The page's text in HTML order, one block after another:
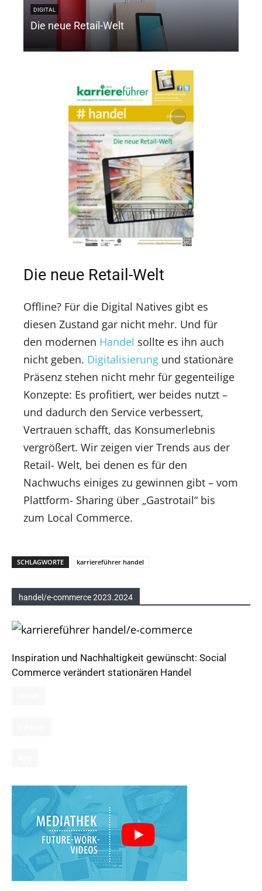
DIGITAL
Die neue Retail-Welt
Die neue Retail-Welt
Offline? Für die Digital Natives gibt es
diesen Zustand gar nicht mehr. Und für
den modernen Handel sollte es ihn auch
nicht geben. Digitalisierung und stationäre
Präsenz stehen nicht mehr für gegenteilige
Konzepte: Es profitiert, wer beides nutzt –
und dadurch den Service verbessert,
Vertrauen schafft, das Konsumerlebnis
vergrößert. Wir zeigen vier Trends aus der
Retail- Welt, bei denen es für den
Nachwuchs einiges zu gewinnen gibt – vom
Plattform- Sharing über „Gastrotail“ bis
zum Local Commerce.
SCHLAGWORTE karriereführer handel
handel/e-commerce 2023.2024
Inspiration und Nachhaltigkeit gewünscht: Social
Commerce verändert stationären Handel